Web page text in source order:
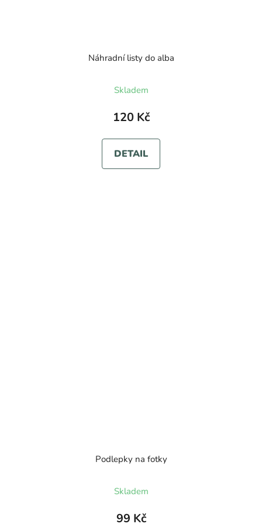
Náhradní listy do alba
Skladem
120 Kč
DETAIL
Podlepky na fotky
Skladem
99 Kč